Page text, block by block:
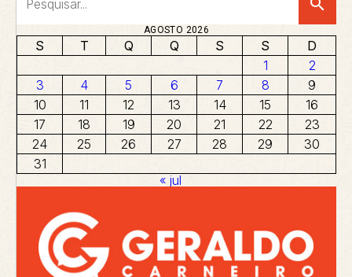
AGOSTO 2026
S T Q Q S S
D
1
2
3
4 5 6 7 8
9
10
11 12 13 14 15
16
17
18 19 20 21 22
23
24
25 26 27 28 29
30
31
« jul